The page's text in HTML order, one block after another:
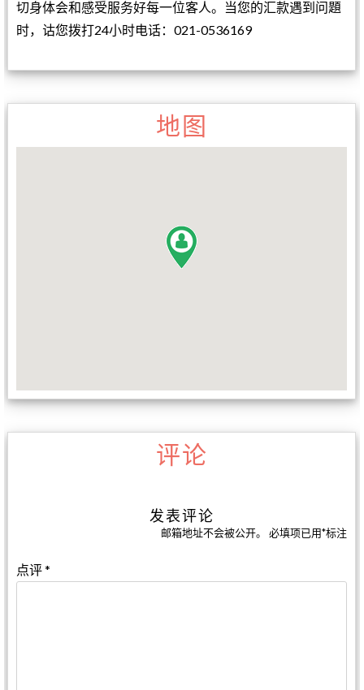
切身体会和感受服务好每一位客人。当您的汇款遇到问題
时，诂您拨打24小时电话：021-0536169
地图
评论
发表评论
邮箱地址不会被公开。 必填项已用*标注
点评*